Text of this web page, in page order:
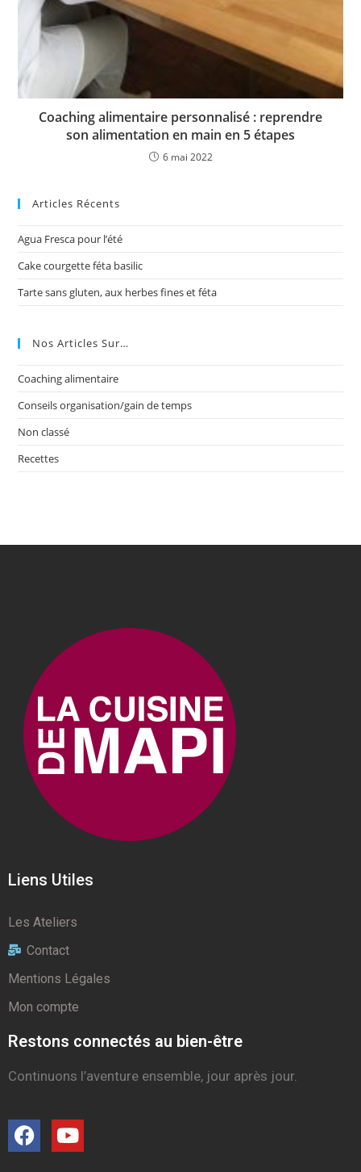
Coaching alimentaire personnalisé : reprendre
son alimentation en main en 5 étapes
6 mai 2022
Articles Récents
Agua Fresca pour l’été
Cake courgette féta basilic
Tarte sans gluten, aux herbes fines et féta
Nos Articles Sur…
Coaching alimentaire
Conseils organisation/gain de temps
Non classé
Recettes
Liens Utiles
Les Ateliers
Contact
Mentions Légales
Mon compte
Restons connectés au bien-être
Continuons l’aventure ensemble, jour après jour.